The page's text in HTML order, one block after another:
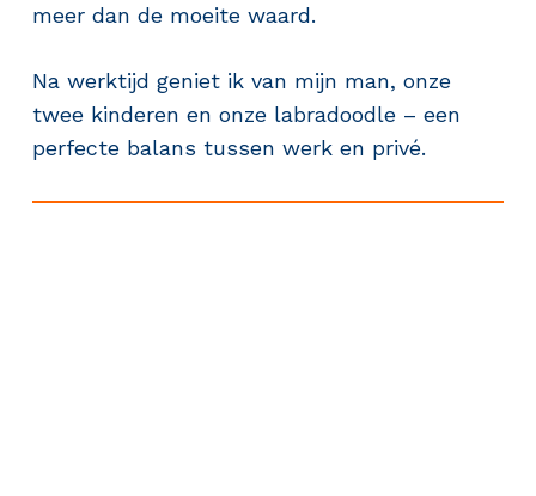
meer dan de moeite waard.
Na werktijd geniet ik van mijn man, onze
twee kinderen en onze labradoodle – een
perfecte balans tussen werk en privé.